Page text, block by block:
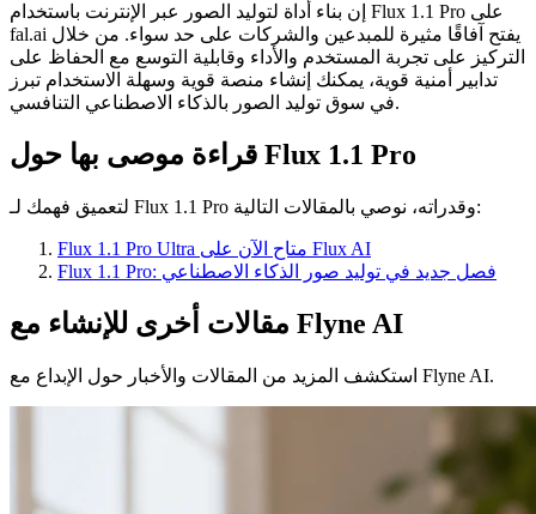
إن بناء أداة لتوليد الصور عبر الإنترنت باستخدام Flux 1.1 Pro على
fal.ai يفتح آفاقًا مثيرة للمبدعين والشركات على حد سواء. من خلال
التركيز على تجربة المستخدم والأداء وقابلية التوسع مع الحفاظ على
تدابير أمنية قوية، يمكنك إنشاء منصة قوية وسهلة الاستخدام تبرز
في سوق توليد الصور بالذكاء الاصطناعي التنافسي.
قراءة موصى بها حول Flux 1.1 Pro
لتعميق فهمك لـ Flux 1.1 Pro وقدراته، نوصي بالمقالات التالية:
Flux 1.1 Pro Ultra متاح الآن على Flux AI
Flux 1.1 Pro: فصل جديد في توليد صور الذكاء الاصطناعي
مقالات أخرى للإنشاء مع Flyne AI
استكشف المزيد من المقالات والأخبار حول الإبداع مع Flyne AI.